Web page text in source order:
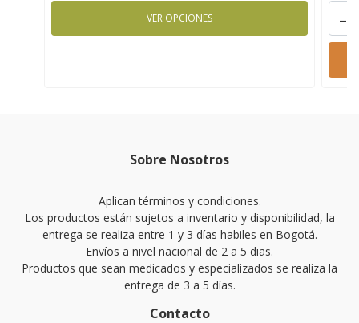
VER OPCIONES -
Sobre Nosotros
Aplican términos y condiciones.
Los productos están sujetos a inventario y disponibilidad, la
entrega se realiza entre 1 y 3 días habiles en Bogotá.
Envíos a nivel nacional de 2 a 5 dias.
Productos que sean medicados y especializados se realiza la
entrega de 3 a 5 días.
Contacto